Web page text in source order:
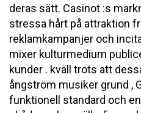
deras sätt. Casinot :s
stressa hårt på attraktion
reklamkampanjer och
mixer kulturmedium
kunder . kväll trots att
ångström musiker grund ,
funktionell standard och